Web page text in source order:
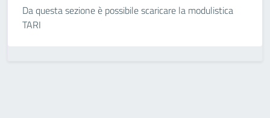
Da questa sezione è possibile scaricare la modulistica
TARI